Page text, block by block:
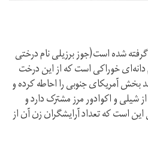
شده است(جوز برزیلی نام درختی
خوراکی است که از این درخت
برزیل ۵۰ درصد بخش آمریکای جنوبی را احاطه کرده و
شیلی و اکوادور مرز مشترک دارد و
است که تعداد آرایشگران زن آن از